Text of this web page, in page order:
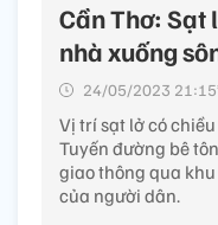
Cần Thơ: Sạt
nhà xuống
24/05/2023 21:15’
Vị trí sạt lở có
Tuyến đường bê
giao thông qua
của người dân.